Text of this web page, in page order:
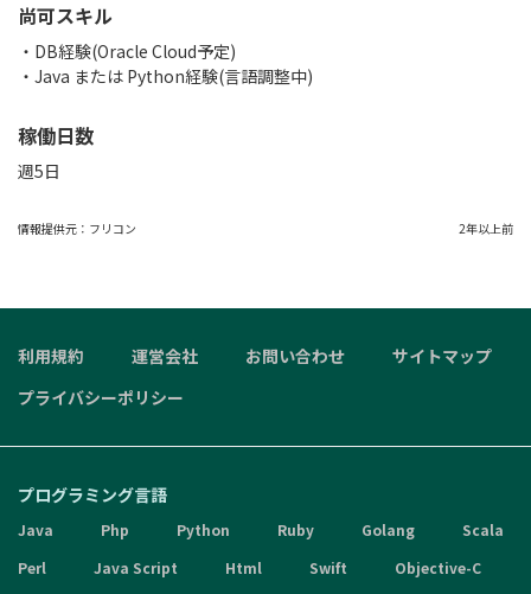
尚可スキル
・DB経験(Oracle Cloud予定)
・Java または Python経験(言語調整中)
稼働日数
週5日
情報提供元： フリコン 2年以上前
利用規約 運営会社 お問い合わせ
サイトマップ
プライバシーポリシー
プログラミング言語
Java Php Python Ruby Golang
Scala
Perl
Java Script Html Swift
Objective-C